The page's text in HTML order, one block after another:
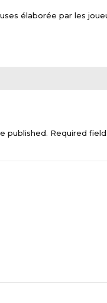
élaborée par les
published. Required